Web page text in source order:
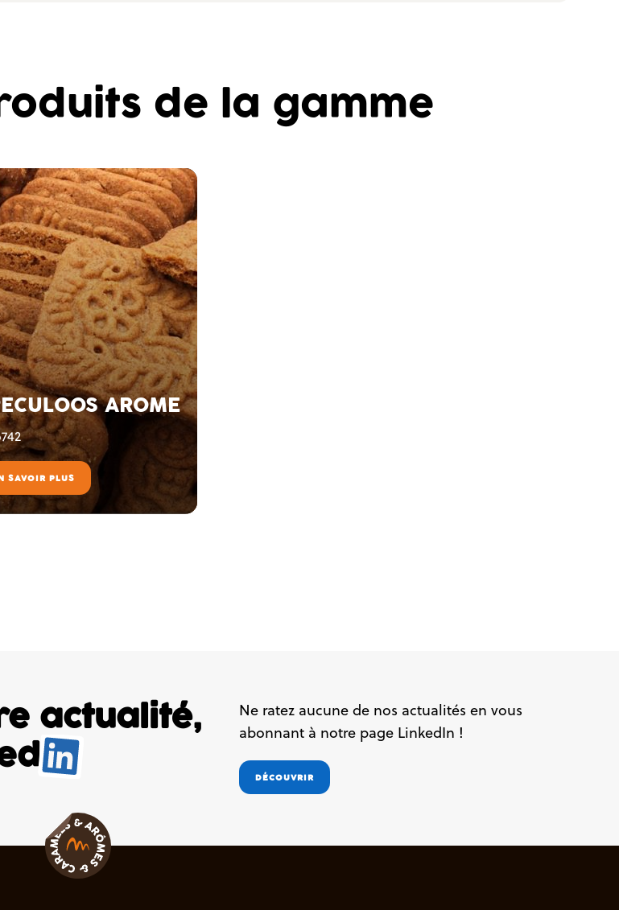
de la gamme
AROME
SAVOIR PLUS
actualité,
Ne ratez aucune de nos actualités en vous
abonnant à notre page LinkedIn !
DÉCOUVRIR